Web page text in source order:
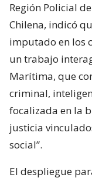
Región Policial
Chilena, indicó
imputado en los
un trabajo
Marítima, que
criminal,
focalizada en la
justicia
social”.
El despliegue